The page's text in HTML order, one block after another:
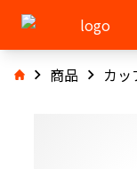
商品 カ